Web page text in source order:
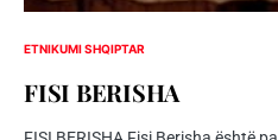
ETNIKUMI SHQIPTAR
FISI BERISHA